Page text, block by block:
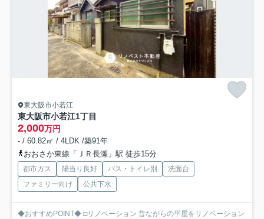
東大阪市小若江
東大阪市小若江1丁目
2,000万円
- / 60.82㎡ / 4LDK /築91年
おおさか東線「ＪＲ長瀬」駅 徒歩15分
都市ガス 陽当り良好 バス・トイレ別
洗面台
ファミリー向け
公共下水
◆おすすめPOINT◆ □リノベーション 昔ながらの平屋をリノベーション